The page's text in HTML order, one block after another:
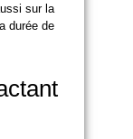
sur la
durée de